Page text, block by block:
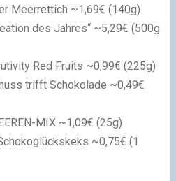
Meerrettich ~1,69€ (140g)
des Jahres“ ~5,29€ (500g
Red Fruits ~0,99€ (225g)
trifft Schokolade ~0,49€
MIX ~1,09€ (25g)
~0,75€ (1